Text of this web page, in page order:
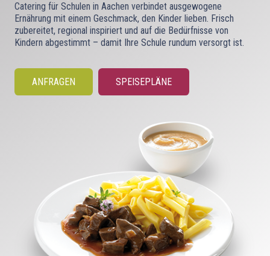
Catering für Schulen in Aachen verbindet ausgewogene
Ernährung mit einem Geschmack, den Kinder lieben. Frisch
zubereitet, regional inspiriert und auf die Bedürfnisse von
Kindern abgestimmt – damit Ihre Schule rundum versorgt ist.
ANFRAGEN SPEISEPLÄNE